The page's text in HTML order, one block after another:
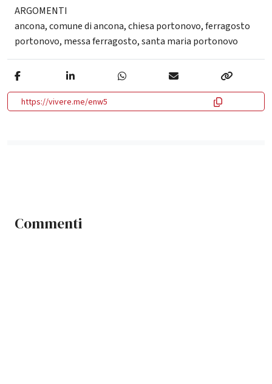
ARGOMENTI
ancona,comune di ancona,chiesa portonovo,ferragosto
portonovo, messa ferragosto,santa maria portonovo
https://vivere.me/enw5
Commenti